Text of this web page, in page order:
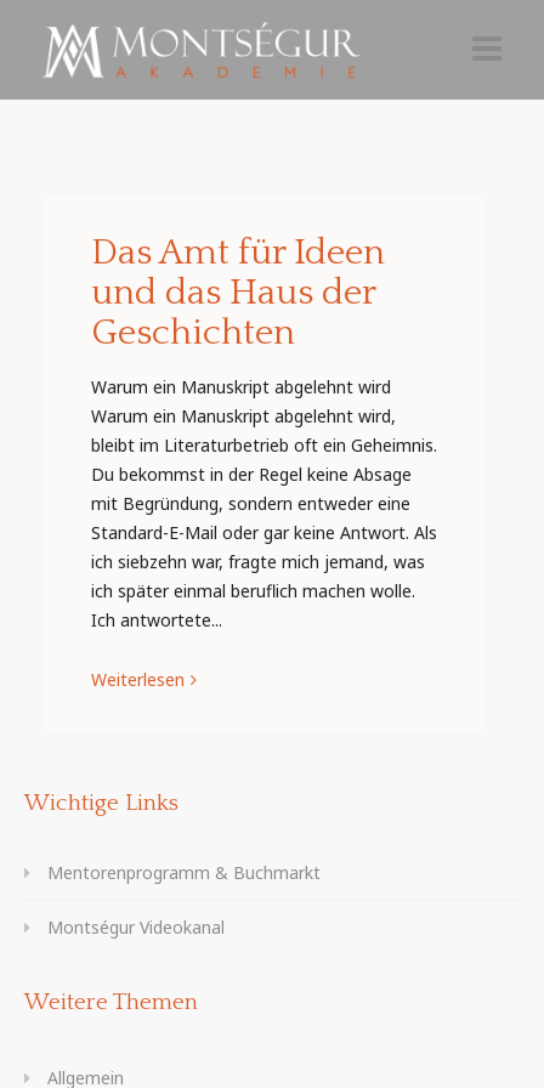
TEILNAHMEDas Amt für Ideen
und das Haus der
Geschichten
Warum ein Manuskript abgelehnt wird
Warum ein Manuskript abgelehnt wird,
bleibt im Literaturbetrieb oft ein Geheimnis.
Du bekommst in der Regel keine Absage
mit Begründung, sondern entweder eine
Standard-E-Mail oder gar keine Antwort. Als
ich siebzehn war, fragte mich jemand, was
ich später einmal beruflich machen wolle.
Ich antwortete...
Weiterlesen
Wichtige Links
Mentorenprogramm & Buchmarkt
Montségur Videokanal
Weitere Themen
Allgemein